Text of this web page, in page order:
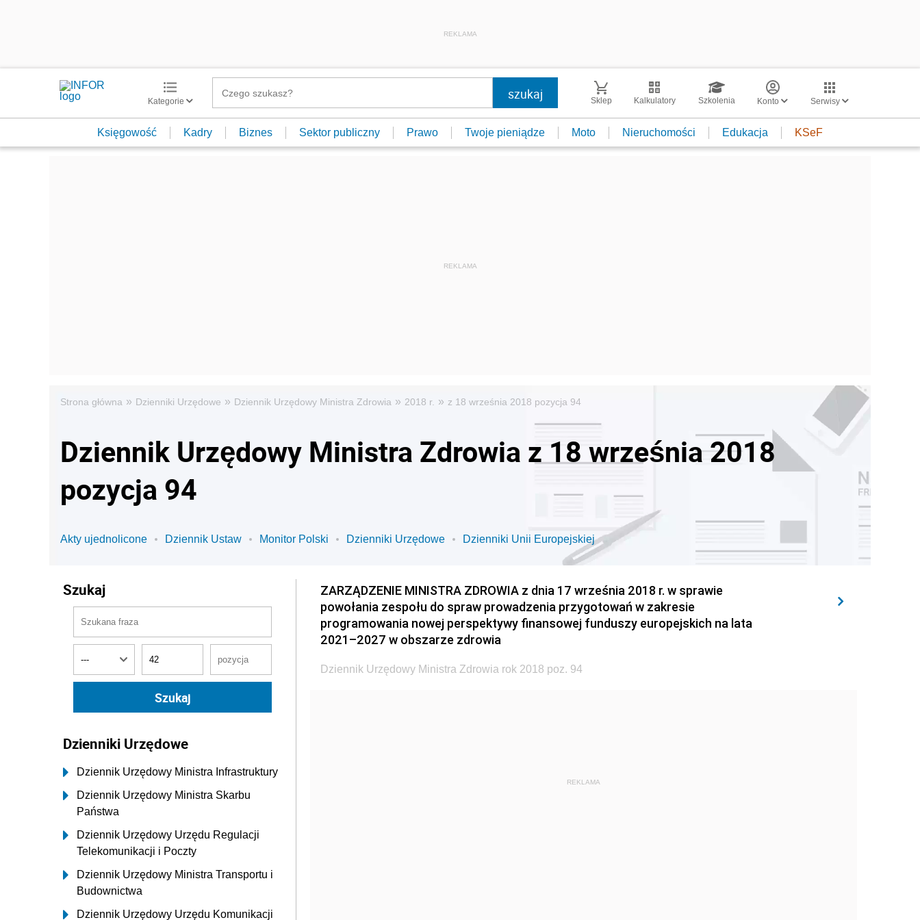
REKLAMA
Kategorie Sklep Kalkulatory Szkolenia Konto Serwisy
Księgowość Kadry Biznes Sektor publiczny Prawo Twoje pieniądze Moto Nieruchomości Edukacja KSeF
Strona główna » Dzienniki Urzędowe » Dziennik Urzędowy Ministra Zdrowia » 2018 r. » z 18 września 2018 pozycja 94
Dziennik Urzędowy Ministra Zdrowia z 18 września 2018
pozycja 94
Akty ujednolicone Dziennik Ustaw Monitor Polski Dzienniki Urzędowe Dzienniki Unii Europejskiej
Szukaj
Dzienniki Urzędowe
Dziennik Urzędowy Ministra Infrastruktury
Dziennik Urzędowy Ministra Skarbu
Państwa
Dziennik Urzędowy Urzędu Regulacji
Telekomunikacji i Poczty
Dziennik Urzędowy Ministra Transportu i
Budownictwa
Dziennik Urzędowy Urzędu Komunikacji
ZARZĄDZENIE MINISTRA ZDROWIA z dnia 17 września 2018 r. w sprawie
powołania zespołu do spraw prowadzenia przygotowań w zakresie
programowania nowej perspektywy finansowej funduszy europejskich na lata
2021–2027 w obszarze zdrowia
Dziennik Urzędowy Ministra Zdrowia rok 2018 poz. 94
REKLAMA